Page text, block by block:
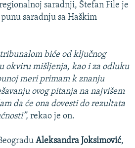
saradnji, Štefan File je
saradnju sa Haškim
biće od ključnog
okviru mišljenja, kao i za odluku
meri primam k znanju
ovog pitanja na najvišem
da će ona dovesti do rezultata
rekao je on.
Aleksandra Joksimović,